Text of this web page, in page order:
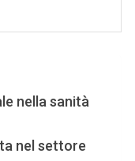
nella sanità
nel settore